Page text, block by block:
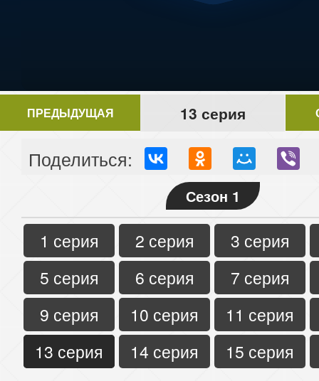
ПРЕДЫДУЩАЯ 13 серия
Поделиться:
Сезон 1
1 серия 2 серия
3 серия
5 серия
6 серия
7 серия
9 серия
10 серия
11 серия
13 серия
14 серия 15 серия